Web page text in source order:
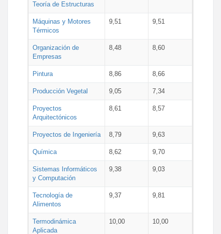
Teoría de Estructuras
Máquinas y Motores
Térmicos
9,51 9,51
Organización de
Empresas
8,48 8,60
Pintura 8,86 8,66
Producción Vegetal 9,05 7,34
Proyectos
Arquitectónicos
8,61 8,57
Proyectos de Ingeniería 8,79 9,63
Química 8,62 9,70
Sistemas Informáticos
y Computación
9,38 9,03
Tecnología de
Alimentos
9,37 9,81
Termodinámica
Aplicada
10,00 10,00